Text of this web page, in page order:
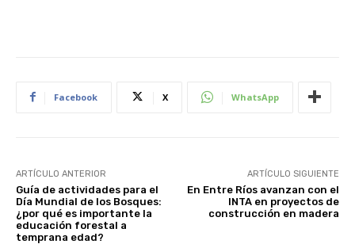
Facebook X WhatsApp
ARTÍCULO ANTERIOR
Guía de actividades para el
Día Mundial de los Bosques:
¿por qué es importante la
educación forestal a
temprana edad?
ARTÍCULO SIGUIENTE
En Entre Ríos avanzan con el
INTA en proyectos de
construcción en madera